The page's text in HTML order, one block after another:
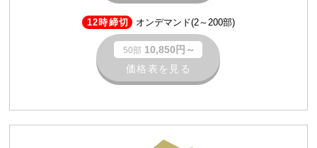
12時締切 オンデマンド(2～200部)
50部 10,850円～
価格表を見る